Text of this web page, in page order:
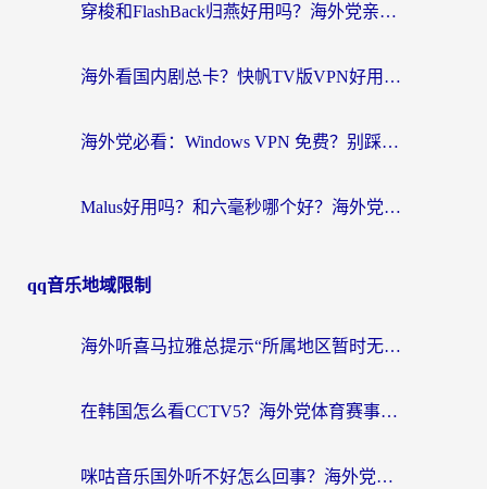
穿梭和FlashBack归燕好用吗？海外党亲测3款热门回国加速器，教你选对不踩坑
海外看国内剧总卡？快帆TV版VPN好用吗？和快滚VPN对比哪个回国效果更好？
海外党必看：Windows VPN 免费？别踩坑！教你选对好用的国内加速器无缝回国
Malus好用吗？和六毫秒哪个好？海外党选回国加速器的避坑指南
qq音乐地域限制
海外听喜马拉雅总提示“所属地区暂时无版权”？这个限制解除方法亲测有效！
在韩国怎么看CCTV5？海外党体育赛事+中文解说观看终极指南
咪咕音乐国外听不好怎么回事？海外党听歌自由的终极解决方案来了